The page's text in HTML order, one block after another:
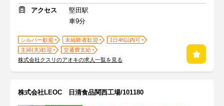
アクセス
堅田駅
車9分
シルバー歓迎 未経験者歓迎
1日4h以内可
主婦(夫)歓迎
交通費支給
株式会社クスリのアオキの求人一覧を見る
株式会社LEOC 日清食品関西工場/101180